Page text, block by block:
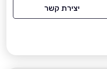
יצירת קשר